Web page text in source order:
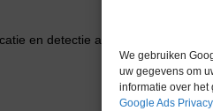
We gebruiken
uw gegevens om
informatie over het
Google Ads
en detectie analyser.